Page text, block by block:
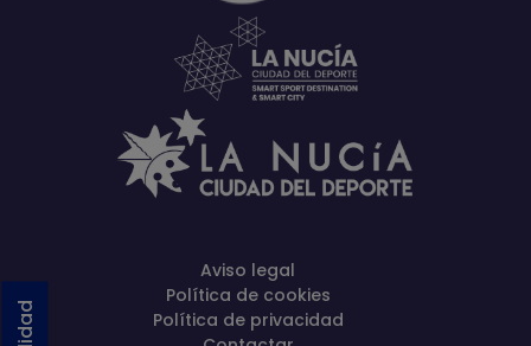
Aviso legal
Política de cookies
Política de privacidad